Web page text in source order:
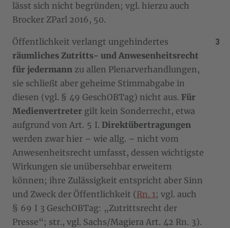
lässt sich nicht begründen; vgl. hierzu auch
Brocker ZParl 2016, 50.
Öffentlichkeit verlangt ungehindertes
räumliches Zutritts- und Anwesenheitsrecht
für jedermann zu allen Plenarverhandlungen,
sie schließt aber geheime Stimmabgabe in
diesen (vgl. § 49 GeschOBTag) nicht aus. Für
Medienvertreter gilt kein Sonderrecht, etwa
aufgrund von Art. 5 I. Direktübertragungen
werden zwar hier – wie allg. – nicht vom
Anwesenheitsrecht umfasst, dessen wichtigste
Wirkungen sie unübersehbar erweitern
können; ihre Zulässigkeit entspricht aber Sinn
und Zweck der Öffentlichkeit (Rn. 1; vgl. auch
§ 69 I 3 GeschOBTag: „Zutrittsrecht der
Presse“; str., vgl. Sachs/Magiera Art. 42 Rn. 3).